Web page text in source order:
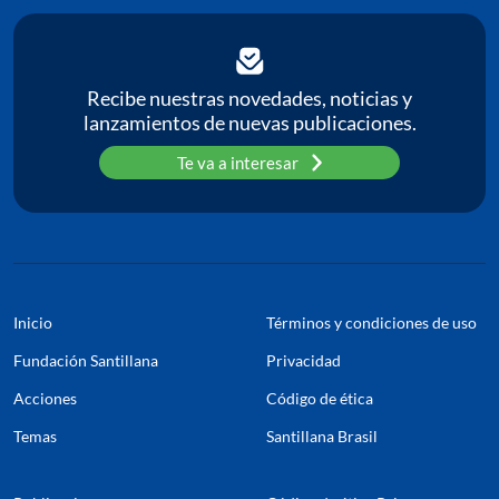
Recibe nuestras novedades, noticias y
lanzamientos de nuevas publicaciones.
Te va a interesar
Inicio
Fundación Santillana
Acciones
Temas
Términos y condiciones de uso
Privacidad
Código de ética
Santillana Brasil